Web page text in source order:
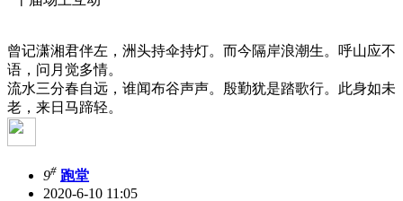
曾记潇湘君伴左，洲头持伞持灯。而今隔岸浪潮生。呼山应不
语，问月觉多情。
流水三分春自远，谁闻布谷声声。殷勤犹是踏歌行。此身如未
老，来日马蹄轻。
9# 跑堂
2020-6-10 11:05